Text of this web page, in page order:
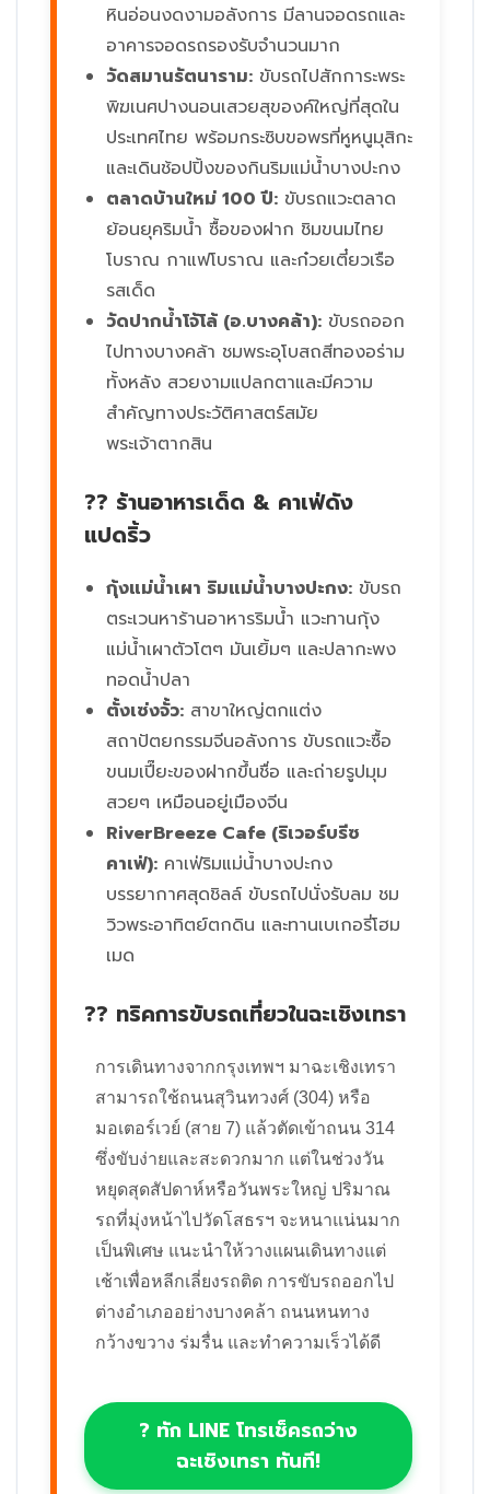
หินอ่อนงดงามอลังการ มีลานจอดรถและ
อาคารจอดรถรองรับจำนวนมาก
วัดสมานรัตนาราม: ขับรถไปสักการะพระ
พิฆเนศปางนอนเสวยสุของค์ใหญ่ที่สุดใน
ประเทศไทย พร้อมกระซิบขอพรที่หูหนูมุสิกะ
และเดินช้อปปิ้งของกินริมแม่น้ำบางปะกง
ตลาดบ้านใหม่ 100 ปี: ขับรถแวะตลาด
ย้อนยุคริมน้ำ ซื้อของฝาก ชิมขนมไทย
โบราณ กาแฟโบราณ และก๋วยเตี๋ยวเรือ
รสเด็ด
วัดปากน้ำโจ้โล้ (อ.บางคล้า): ขับรถออก
ไปทางบางคล้า ชมพระอุโบสถสีทองอร่าม
ทั้งหลัง สวยงามแปลกตาและมีความ
สำคัญทางประวัติศาสตร์สมัย
พระเจ้าตากสิน
?? ร้านอาหารเด็ด & คาเฟ่ดัง
แปดริ้ว
กุ้งแม่น้ำเผา ริมแม่น้ำบางปะกง: ขับรถ
ตระเวนหาร้านอาหารริมน้ำ แวะทานกุ้ง
แม่น้ำเผาตัวโตๆ มันเยิ้มๆ และปลากะพง
ทอดน้ำปลา
ตั้งเซ่งจั้ว: สาขาใหญ่ตกแต่ง
สถาปัตยกรรมจีนอลังการ ขับรถแวะซื้อ
ขนมเปี๊ยะของฝากขึ้นชื่อ และถ่ายรูปมุม
สวยๆ เหมือนอยู่เมืองจีน
RiverBreeze Cafe (ริเวอร์บรีซ
คาเฟ่): คาเฟ่ริมแม่น้ำบางปะกง
บรรยากาศสุดชิลล์ ขับรถไปนั่งรับลม ชม
วิวพระอาทิตย์ตกดิน และทานเบเกอรี่โฮม
เมด
?? ทริคการขับรถเที่ยวในฉะเชิงเทรา
การเดินทางจากกรุงเทพฯ มาฉะเชิงเทรา
สามารถใช้ถนนสุวินทวงศ์ (304) หรือ
มอเตอร์เวย์ (สาย 7) แล้วตัดเข้าถนน 314
ซึ่งขับง่ายและสะดวกมาก แต่ในช่วงวัน
หยุดสุดสัปดาห์หรือวันพระใหญ่ ปริมาณ
รถที่มุ่งหน้าไปวัดโสธรฯ จะหนาแน่นมาก
เป็นพิเศษ แนะนำให้วางแผนเดินทางแต่
เช้าเพื่อหลีกเลี่ยงรถติด การขับรถออกไป
ต่างอำเภออย่างบางคล้า ถนนหนทาง
กว้างขวาง ร่มรื่น และทำความเร็วได้ดี
? ทัก LINE โทรเช็ครถว่าง
ฉะเชิงเทรา ทันที!